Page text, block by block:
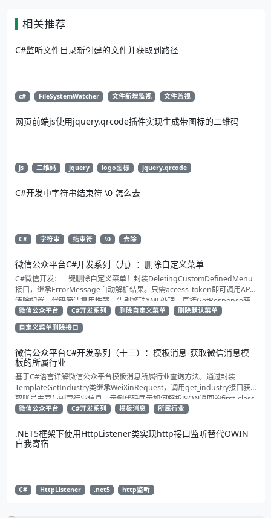
相关推荐
C#监听文件目录新创建的文件并获取到路径
c# FileSystemWatcher 文件新增监视 文件监视
网页前端js使用jquery.qrcode插件实现生成带图标的二维码
js 二维码 jquery logo图标 jquery.qrcode
C#开发中字符串结束符 \0 怎么去
C# 字符串 结束符 \0 去除
微信公众平台C#开发系列（九）：删除自定义菜单
C#微信开发：一键删除自定义菜单！封装DeletingCustomDefinedMenu
接口，继承ErrorMessage自动解析结果。只需access_token即可调用API
清除配置。代码简洁复用性强，告别繁琐XML处理，直接GetResponse获
取状态。适合动态管理公众号的开发者，建议收藏备用！
微信公众平台 C#开发系列 删除自定义菜单
删除默认菜单
自定义菜单删除接口
微信公众平台C#开发系列（十三）：模板消息-获取微信消息模
板的所属行业
基于C#语言详解微信公众平台模板消息所属行业查询方法。通过封装
TemplateGetIndustry类继承WeiXinRequest，调用get_industry接口获
取账号主营与副营行业信息。示例代码展示如何解析JSON返回的first_class
与second_class数据，为开发者提供合规通知场景开发支持
微信公众平台 C#开发系列 模板消息 所属行业
.NET5框架下使用HttpListener类实现http接口监听替代OWIN
自我寄宿
C# HttpListener .net5 http监听